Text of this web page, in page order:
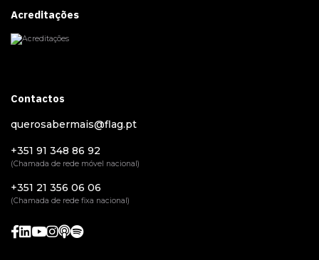
Acreditações
Contactos
querosabermais@flag.pt
+351 91 348 86 92
(Chamada de rede móvel nacional)
+351 21 356 06 06
(Chamada de rede fixa nacional)